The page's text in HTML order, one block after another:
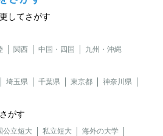
してさがす
関西 中国・四国 九州・沖縄
埼玉県 千葉県 東京都
神奈川県
がす
公立短大 私立短大
海外の大学